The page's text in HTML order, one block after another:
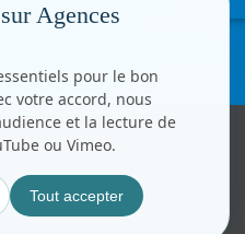
© CC.Comunication
droits réservés
Agences
pour le bon
votre accord, nous
et la lecture de
ou Vimeo.
Tout accepter